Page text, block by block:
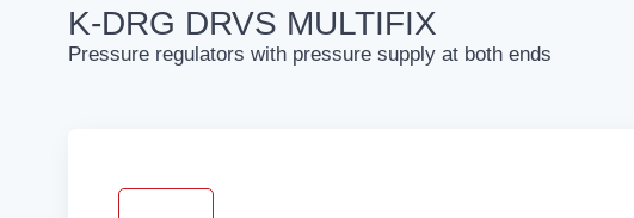
K-DRG DRVS MULTIFIX
Pressure regulators with pressure supply at both ends